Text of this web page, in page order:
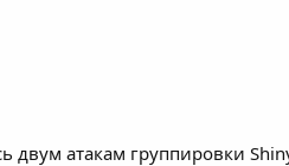
двум атакам группировки